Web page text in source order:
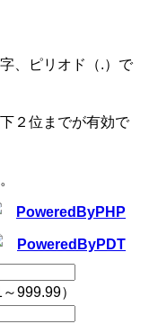
、ピリオド（.）で
２位までが有効で
999.99）